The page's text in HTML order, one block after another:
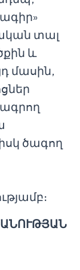
տալ
և
մասին,
ծագող